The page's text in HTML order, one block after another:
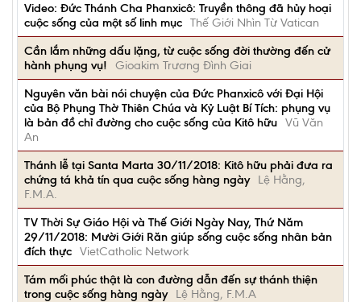
Video: Đức Thánh Cha Phanxicô: Truyền thông đã hủy hoại
cuộc sống của một số linh mục Thế Giới Nhìn Từ Vatican
Cần lắm những dấu lặng, từ cuộc sống đời thường đến cử
hành phụng vụ!
Gioakim Trương Đình Giai
Nguyên văn bài nói chuyện của Đức Phanxicô với Đại Hội
của Bộ Phụng Thờ Thiên Chúa và Kỷ Luật Bí Tích: phụng vụ
là bản đồ chỉ đường cho cuộc sống của Kitô hữu Vũ Văn
An
Thánh lễ tại Santa Marta 30/11/2018: Kitô hữu phải đưa ra
chứng tá khả tín qua cuộc sống hàng ngày
Lệ Hằng,
F.M.A.
TV Thời Sự Giáo Hội và Thế Giới Ngày Nay, Thứ Năm
29/11/2018: Mười Giới Răn giúp sống cuộc sống nhân bản
đích thực VietCatholic Network
Tám mối phúc thật là con đường dẫn đến sự thánh thiện
trong cuộc sống hàng ngày
Lệ Hằng, F.M.A